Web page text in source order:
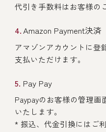
代引き手数料はお客様の
Amazon Payment決済
アマゾンアカウントに登
支払いただけます。
Pay Pay
Paypayのお客様の管理
いたします。
* 振込、代金引換にはご